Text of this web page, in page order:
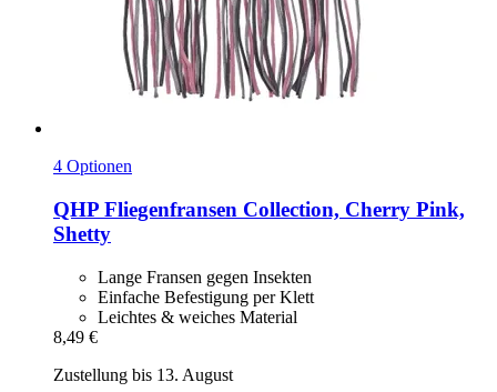
4 Optionen
QHP Fliegenfransen Collection, Cherry Pink,
Shetty
Lange Fransen gegen Insekten
Einfache Befestigung per Klett
Leichtes & weiches Material
8,49 €
Zustellung bis 13. August